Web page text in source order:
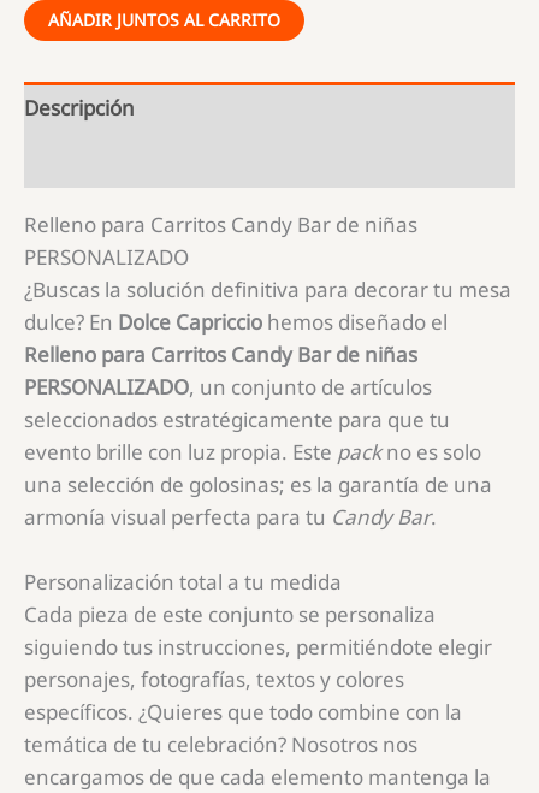
AÑADIR JUNTOS AL CARRITO
Descripción
Relleno para Carritos Candy Bar de niñas
PERSONALIZADO
¿Buscas la solución definitiva para decorar tu mesa
dulce? En Dolce Capriccio hemos diseñado el
Relleno para Carritos Candy Bar de niñas
PERSONALIZADO, un conjunto de artículos
seleccionados estratégicamente para que tu
evento brille con luz propia. Este packno es solo
una selección de golosinas; es la garantía de una
armonía visual perfecta para tu Candy Bar.
Personalización total a tu medida
Cada pieza de este conjunto se personaliza
siguiendo tus instrucciones, permitiéndote elegir
personajes, fotografías, textos y colores
específicos. ¿Quieres que todo combine con la
temática de tu celebración? Nosotros nos
encargamos de que cada elemento mantenga la